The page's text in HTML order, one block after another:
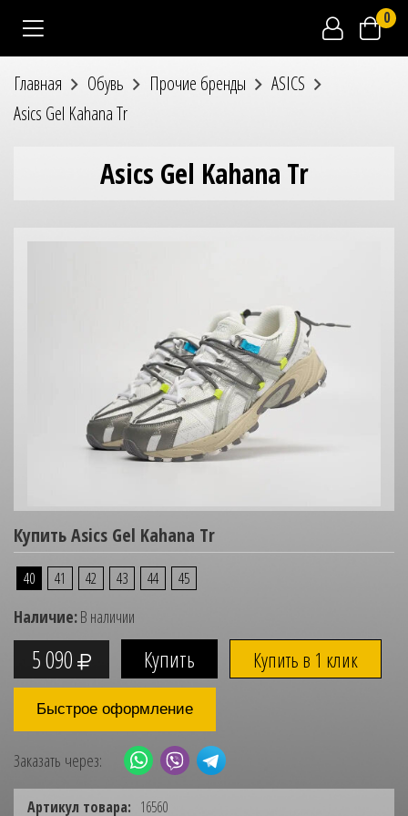
0
Главная Обувь Прочие бренды
ASICS
Asics Gel Kahana Tr
Asics Gel Kahana Tr
Купить Asics Gel Kahana Tr
40 41 42 43 44 45
Наличие:В наличии
5 090 Купить в 1 клик
Быстрое оформление
Заказать через:
Артикул товара: 16560